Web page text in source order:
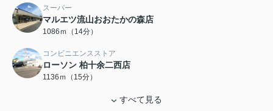
スーパー
マルエツ流山おおたかの森店
1086ｍ（14分）
コンビニエンスストア
ローソン 柏十余二西店
1136ｍ（15分）
すべて見る